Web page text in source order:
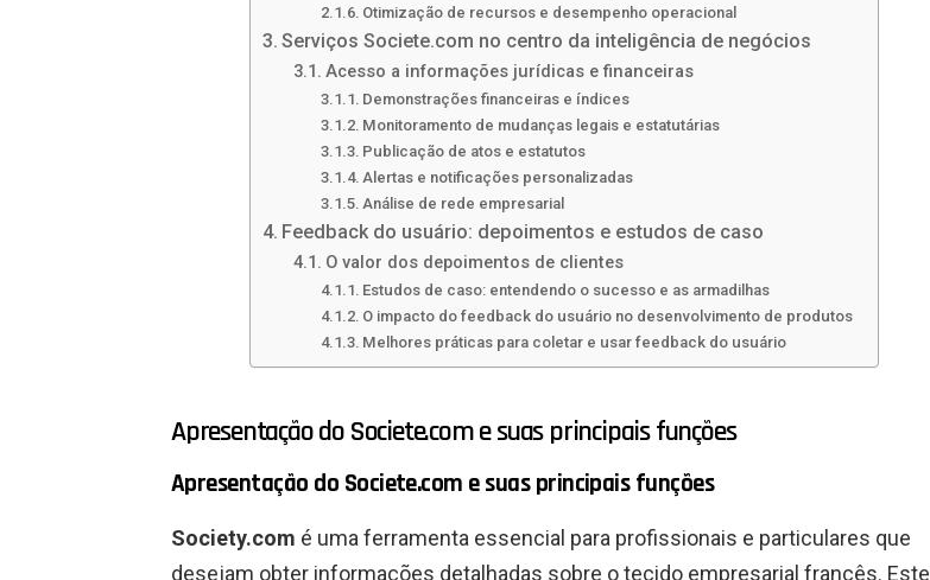
Otimização de recursos e desempenho operacional
Serviços Societe.com no centro da inteligência de negócios
Acesso a informações jurídicas e financeiras
Demonstrações financeiras e índices
Monitoramento de mudanças legais e estatutárias
Publicação de atos e estatutos
Alertas e notificações personalizadas
Análise de rede empresarial
Feedback do usuário: depoimentos e estudos de caso
O valor dos depoimentos de clientes
Estudos de caso: entendendo o sucesso e as armadilhas
O impacto do feedback do usuário no desenvolvimento de produtos
Melhores práticas para coletar e usar feedback do usuário
Apresentação do Societe.com e suas principais funções
Apresentação do Societe.com e suas principais funções
Society.com é uma ferramenta essencial para profissionais e particulares que
desejam obter informações detalhadas sobre o tecido empresarial francês. Este